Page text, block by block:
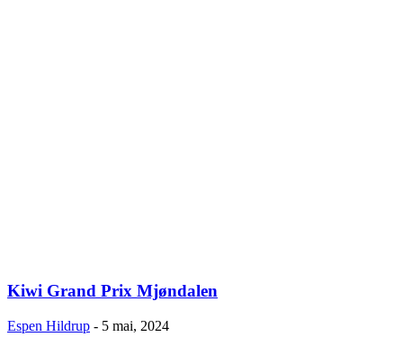
Kiwi Grand Prix Mjøndalen
Espen Hildrup - 5 mai, 2024